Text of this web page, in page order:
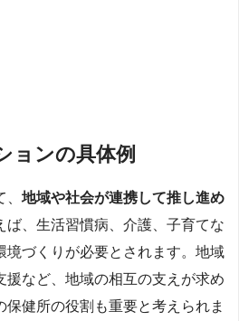
ョンの具体例
地域や社会が連携して推し進め
ば、生活習慣病、介護、子育てな
境づくりが必要とされます。地域
援など、地域の相互の支えが求め
保健所の役割も重要と考えられま